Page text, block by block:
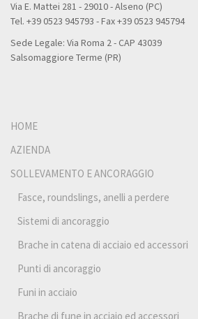
Via E. Mattei 281 - 29010 - Alseno (PC)
Tel. +39 0523 945793 - Fax +39 0523 945794
Sede Legale: Via Roma 2 - CAP 43039
Salsomaggiore Terme (PR)
HOME
AZIENDA
SOLLEVAMENTO E ANCORAGGIO
Fasce, roundslings, anelli a perdere
Sistemi di ancoraggio
Brache in catena di acciaio ed accessori
Punti di ancoraggio
Funi in acciaio
Brache di fune in acciaio ed accessori